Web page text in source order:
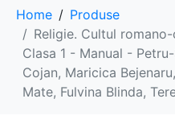
Home
Produse
Religie. Cultul
Clasa 1 - Manual -
Cojan, Maricica
Mate, Fulvina Blinda,